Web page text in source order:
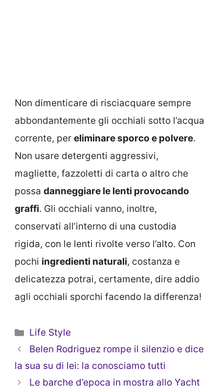
Non dimenticare di risciacquare sempre
abbondantemente gli occhiali sotto l’acqua
corrente, per eliminare sporco e polvere.
Non usare detergenti aggressivi,
magliette, fazzoletti di carta o altro che
possa danneggiare le lenti provocando
graffi. Gli occhiali vanno, inoltre,
conservati all’interno di una custodia
rigida, con le lenti rivolte verso l’alto. Con
pochi ingredienti naturali, costanza e
delicatezza potrai, certamente, dire addio
agli occhiali sporchi facendo la differenza!
Categorie
Life Style
Belen Rodriguez rompe il silenzio e dice
la sua su di lei: la conosciamo tutti
Le barche d’epoca in mostra allo Yacht